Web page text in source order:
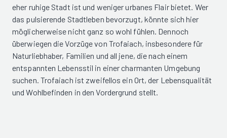
eher ruhige Stadt ist und weniger urbanes Flair bietet. Wer
das pulsierende Stadtleben bevorzugt, könnte sich hier
möglicherweise nicht ganz so wohl fühlen. Dennoch
überwiegen die Vorzüge von Trofaiach, insbesondere für
Naturliebhaber, Familien und all jene, die nach einem
entspannten Lebensstil in einer charmanten Umgebung
suchen. Trofaiach ist zweifellos ein Ort, der Lebensqualität
und Wohlbefinden in den Vordergrund stellt.